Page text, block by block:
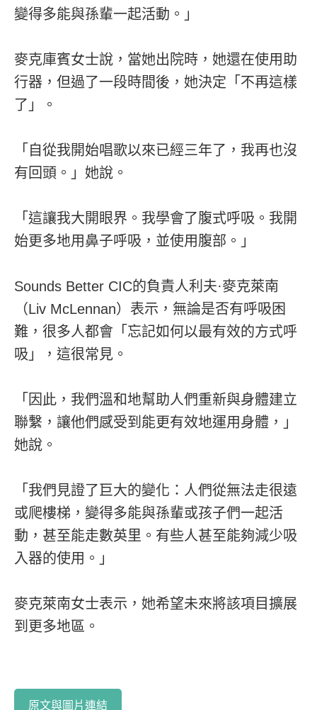
變得多能與孫輩一起活動。」
麥克庫賓女士說，當她出院時，她還在使用助
行器，但過了一段時間後，她決定「不再這樣
了」。
「自從我開始唱歌以來已經三年了，我再也沒
有回頭。」她說。
「這讓我大開眼界。我學會了腹式呼吸。我開
始更多地用鼻子呼吸，並使用腹部。」
Sounds Better CIC的負責人利夫·麥克萊南
（Liv McLennan）表示，無論是否有呼吸困
難，很多人都會「忘記如何以最有效的方式呼
吸」，這很常見。
「因此，我們溫和地幫助人們重新與身體建立
聯繫，讓他們感受到能更有效地運用身體，」
她說。
「我們見證了巨大的變化：人們從無法走很遠
或爬樓梯，變得多能與孫輩或孩子們一起活
動，甚至能走數英里。有些人甚至能夠減少吸
入器的使用。」
麥克萊南女士表示，她希望未來將該項目擴展
到更多地區。
原文與圖片連結